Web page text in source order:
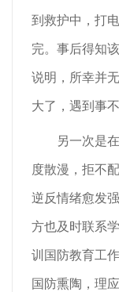
到救护中，打
完。事后得知
说明，所幸并
大了，遇到事
另一次是
度散漫，拒不
逆反情绪愈发
方也及时联系
训国防教育工
国防熏陶，理